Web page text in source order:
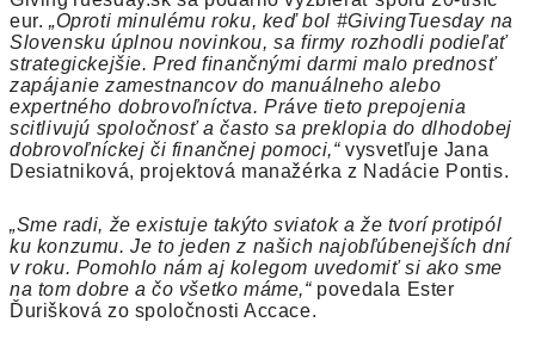
eur. „Oproti minulému roku, keď bol #GivingTuesday na
Slovensku úplnou novinkou, sa firmy rozhodli podieľať
strategickejšie. Pred finančnými darmi malo prednosť
zapájanie zamestnancov do manuálneho alebo
expertného dobrovoľníctva. Práve tieto prepojenia
scitlivujú spoločnosť a často sa preklopia do dlhodobej
dobrovoľníckej či finančnej pomoci,“vysvetľuje Jana
Desiatniková, projektová manažérka z Nadácie Pontis.
„Sme radi, že existuje takýto sviatok a že tvorí protipól
ku konzumu. Je to jeden z našich najobľúbenejších dní
v roku. Pomohlo nám aj kolegom uvedomiť si ako sme
na tom dobre a čo všetko máme,“povedala Ester
Ďurišková zo spoločnosti Accace.